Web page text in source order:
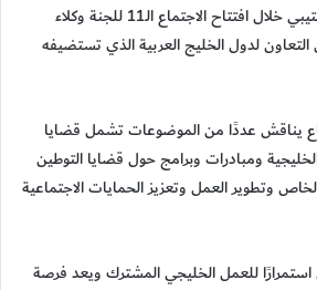
جاء ذلك في كلمة ألقاها العتيبي خلال افتتاح الاجتماع الـ11 للجنة وكلاء
لدول الخليج العربية الذي تستضيفه
يناقش عددًا من الموضوعات تشمل قضايا
ومبادرات وبرامج حول قضايا التوطين
وتطوير العمل وتعزيز الحمايات الاجتماعية
استمرارًا للعمل الخليجي المشترك ويعد فرصة